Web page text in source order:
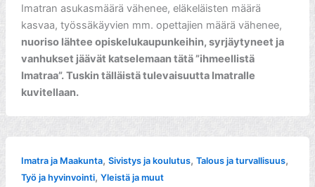
Imatran asukasmäärä vähenee, eläkeläisten määrä
kasvaa, työssäkäyvien mm. opettajien määrä vähenee,
nuoriso lähtee opiskelukaupunkeihin, syrjäytyneet ja
vanhukset jäävät katselemaan tätä ”ihmeellistä
Imatraa”. Tuskin tälläistä tulevaisuutta Imatralle
kuvitellaan.
Imatra ja Maakunta, Sivistys ja koulutus, Talous ja turvallisuus,
Työ ja hyvinvointi, Yleistä ja muut